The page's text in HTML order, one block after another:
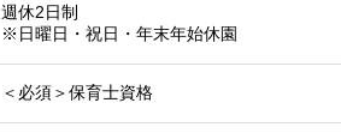
週休2日制
※日曜日・祝日・年末年始休園
＜必須＞保育士資格